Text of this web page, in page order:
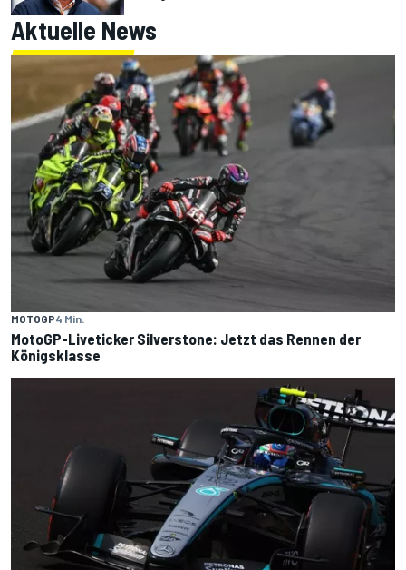
Aktuelle News
MOTOGP4 Min.
MotoGP-Liveticker Silverstone: Jetzt das Rennen der
Königsklasse